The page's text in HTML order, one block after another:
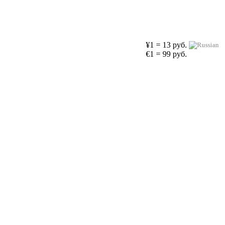
¥1 = 13 руб.
€1 = 99 руб.